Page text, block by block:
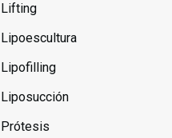
Lifting
Lipoescultura
Lipofilling
Liposucción
Prótesis